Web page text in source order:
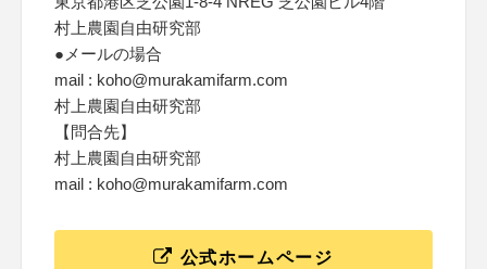
村上農園自由研究部
●メールの場合
mail : koho@murakamifarm.com
村上農園自由研究部
【問合先】
村上農園自由研究部
mail : koho@murakamifarm.com
公式ホームページ